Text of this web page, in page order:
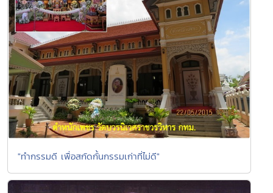
"ทำกรรมดี เพื่อสกัดกั้นกรรมเก่าที่ไม่ดี"